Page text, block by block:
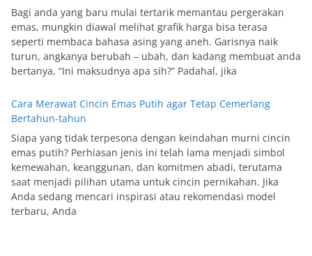
Bagi anda yang baru mulai tertarik memantau pergerakan
emas, mungkin diawal melihat grafik harga bisa terasa
seperti membaca bahasa asing yang aneh. Garisnya naik
turun, angkanya berubah – ubah, dan kadang membuat anda
bertanya, “Ini maksudnya apa sih?” Padahal, jika
Cara Merawat Cincin Emas Putih agar Tetap Cemerlang
Bertahun-tahun
Siapa yang tidak terpesona dengan keindahan murni cincin
emas putih? Perhiasan jenis ini telah lama menjadi simbol
kemewahan, keanggunan, dan komitmen abadi, terutama
saat menjadi pilihan utama untuk cincin pernikahan. Jika
Anda sedang mencari inspirasi atau rekomendasi model
terbaru, Anda